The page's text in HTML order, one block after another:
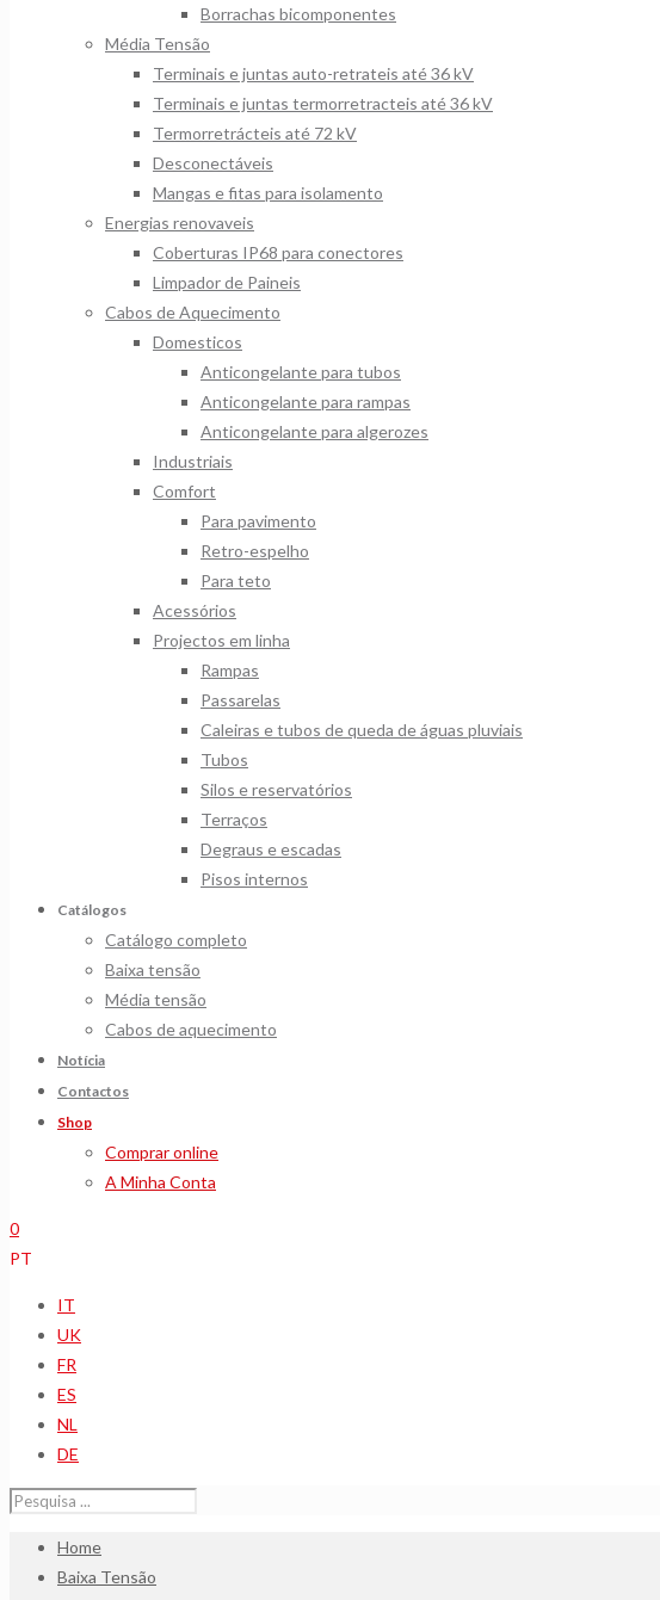
Borrachas bicomponentes
Média Tensão
Terminais e juntas auto-retrateis até 36 kV
Terminais e juntas termorretracteis até 36 kV
Termorretrácteis até 72 kV
Desconectáveis
Mangas e fitas para isolamento
Energias renovaveis
Coberturas IP68 para conectores
Limpador de Paineis
Cabos de Aquecimento
Domesticos
Anticongelante para tubos
Anticongelante para rampas
Anticongelante para algerozes
Industriais
Comfort
Para pavimento
Retro-espelho
Para teto
Acessórios
Projectos em linha
Rampas
Passarelas
Caleiras e tubos de queda de águas pluviais
Tubos
Silos e reservatórios
Terraços
Degraus e escadas
Pisos internos
Catálogos
Catálogo completo
Baixa tensão
Média tensão
Cabos de aquecimento
Notícia
Contactos
Shop
Comprar online
A Minha Conta
0
PT
IT
UK
FR
ES
NL
DE
Home
Baixa Tensão